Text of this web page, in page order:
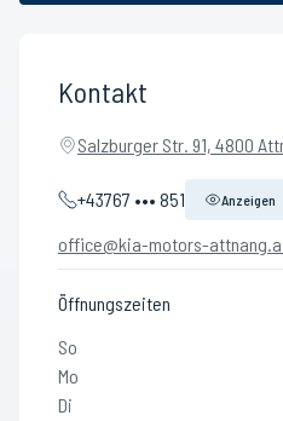
Kontakt
Salzburger Str. 91, 4800
+43767 ••• 851 Anzeigen
office@kia-motors-
Öffnungszeiten
So
Mo
Di